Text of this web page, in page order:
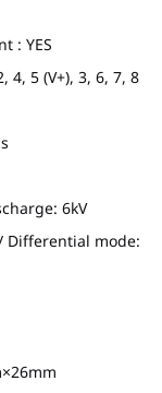
: YES
4, 5 (V+), 3, 6, 7, 8
6kV
Differential mode: